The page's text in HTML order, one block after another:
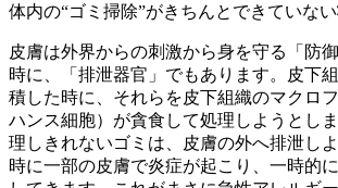
体内の“ゴミ掃除”がきちんとできていない
皮膚は外界からの刺激から身を守る「防
時に、「排泄器官」でもあります。皮下
積した時に、それらを皮下組織のマクロ
ハンス細胞）が貪食して処理しようとし
理しきれないゴミは、皮膚の外へ排泄し
時に一部の皮膚で炎症が起こり、一時的